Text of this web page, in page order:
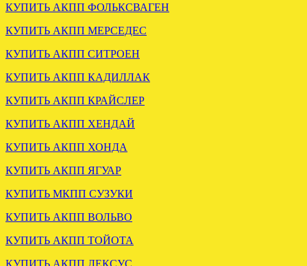
Установлена акпп КИА
СУЗУКИ БАЛЕНО 1.6
.
КУПИТЬ АКПП ФОЛЬКСВАГЕН
КУПИТЬ АКПП МЕРСЕДЕС
КУПИТЬ АКПП СИТРОЕН
КУПИТЬ АКПП КАДИЛЛАК
КУПИТЬ АКПП КРАЙСЛЕР
КУПИТЬ АКПП ХЕНДАЙ
КУПИТЬ АКПП ХОНДА
КУПИТЬ АКПП ЯГУАР
КУПИТЬ МКПП СУЗУКИ
КУПИТЬ АКПП ВОЛЬВО
КУПИТЬ АКПП ТОЙОТА